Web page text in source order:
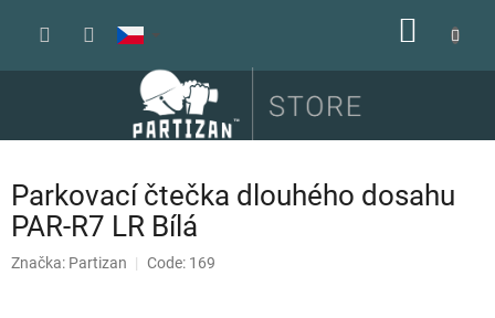
Parkovací čtečka dlouhého dosahu
PAR-R7 LR Bílá
Značka: Partizan Code: 169